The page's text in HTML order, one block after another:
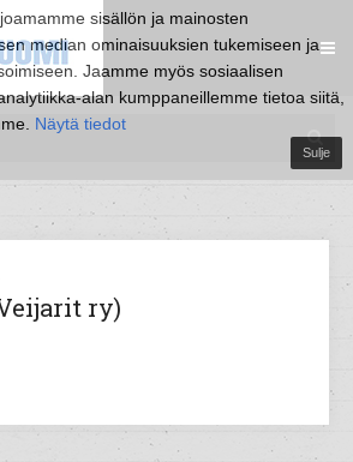
sisällön ja mainosten
median ominaisuuksien tukemiseen ja
Jaamme myös sosiaalisen
alan kumppaneillemme tietoa siitä,
Näytä tiedot
Sulje
ry)